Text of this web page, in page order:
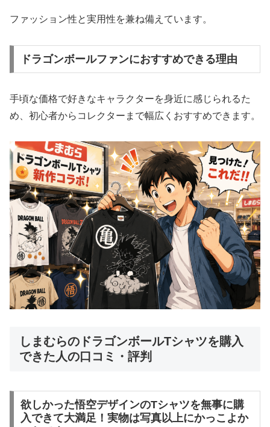
ファッション性と実用性を兼ね備えています。
ドラゴンボールファンにおすすめできる理由
手頃な価格で好きなキャラクターを身近に感じられるた
め、初心者からコレクターまで幅広くおすすめできます。
しまむらのドラゴンボールTシャツを購入
できた人の口コミ・評判
欲しかった悟空デザインのTシャツを無事に購
入できて大満足！実物は写真以上にかっこよか